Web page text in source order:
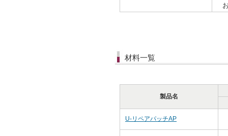
材料一覧
製品名
U-リペアパッチAP